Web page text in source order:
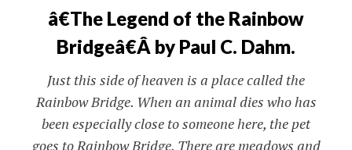
â€The Legend of the Rainbow
Bridgeâ€Â by Paul C. Dahm.
Just this side of heaven is a place called the
Rainbow Bridge. When an animal dies who has
been especially close to someone here, the pet
goes to Rainbow Bridge. There are meadows and